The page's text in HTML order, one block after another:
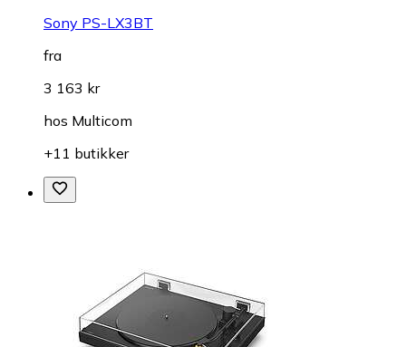
Sony PS-LX3BT
fra
3 163 kr
hos Multicom
+11 butikker